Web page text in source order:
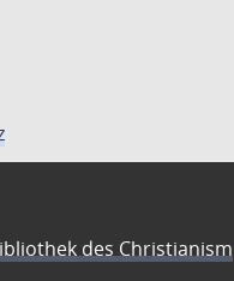
des Christianism